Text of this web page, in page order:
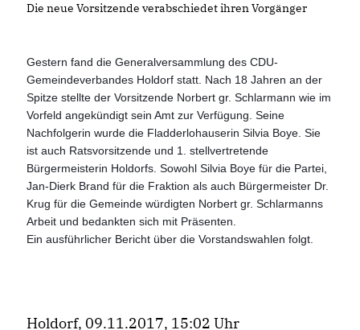
Die neue Vorsitzende verabschiedet ihren Vorgänger
Gestern fand die Generalversammlung des CDU-
Gemeindeverbandes Holdorf statt. Nach 18 Jahren an der
Spitze stellte der Vorsitzende Norbert gr. Schlarmann wie im
Vorfeld angekündigt sein Amt zur Verfügung. Seine
Nachfolgerin wurde die Fladderlohauserin Silvia Boye. Sie
ist auch Ratsvorsitzende und 1. stellvertretende
Bürgermeisterin Holdorfs. Sowohl Silvia Boye für die Partei,
Jan-Dierk Brand für die Fraktion als auch Bürgermeister Dr.
Krug für die Gemeinde würdigten Norbert gr. Schlarmanns
Arbeit und bedankten sich mit Präsenten.
Ein ausführlicher Bericht über die Vorstandswahlen folgt.
Holdorf, 09.11.2017, 15:02 Uhr